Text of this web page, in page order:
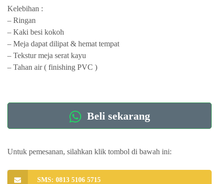
Kelebihan :
– Ringan
– Kaki besi kokoh
– Meja dapat dilipat & hemat tempat
– Tekstur meja serat kayu
– Tahan air ( finishing PVC )
Beli sekarang
Untuk pemesanan, silahkan klik tombol di bawah ini:
SMS: 0813 5106 5715